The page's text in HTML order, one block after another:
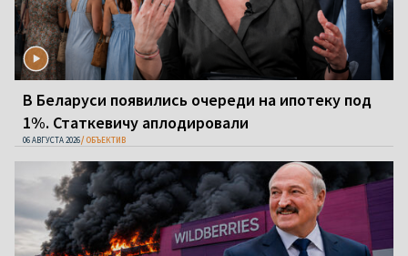
В Беларуси появились очереди на ипотеку под
1%. Статкевичу аплодировали
06 АВГУСТА 2026 ОБЪЕКТИВ